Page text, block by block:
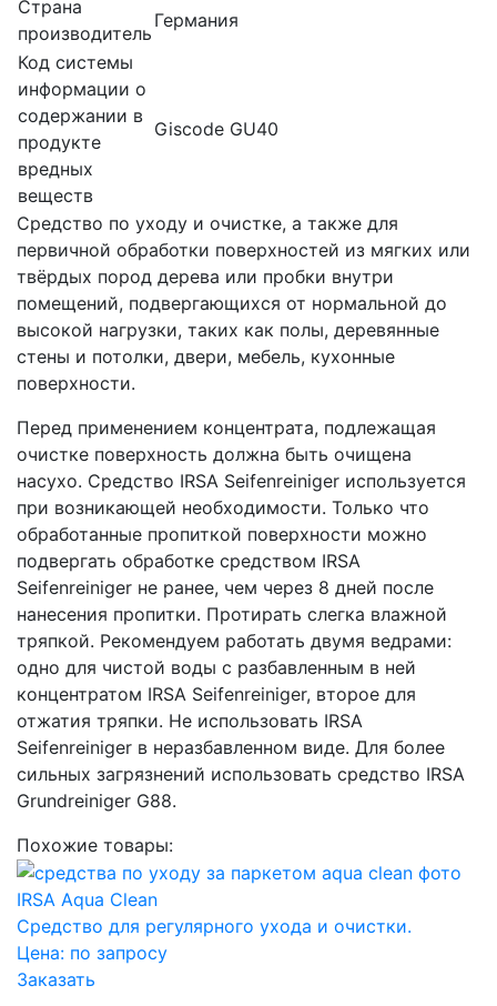
Страна
производитель
Германия
Код системы
информации о
содержании в
продукте
вредных
веществ
Giscode GU40
Средство по уходу и очистке, а также для
первичной обработки поверхностей из мягких или
твёрдых пород дерева или пробки внутри
помещений, подвергающихся от нормальной до
высокой нагрузки, таких как полы, деревянные
стены и потолки, двери, мебель, кухонные
поверхности.
Перед применением концентрата, подлежащая
очистке поверхность должна быть очищена
насухо. Средство IRSA Seifenreiniger используется
при возникающей необходимости. Только что
обработанные пропиткой поверхности можно
подвергать обработке средством IRSA
Seifenreiniger не ранее, чем через 8 дней после
нанесения пропитки. Протирать слегка влажной
тряпкой. Рекомендуем работать двумя ведрами:
одно для чистой воды с разбавленным в ней
концентратом IRSA Seifenreiniger, второе для
отжатия тряпки. Не использовать IRSA
Seifenreiniger в неразбавленном виде. Для более
сильных загрязнений использовать средство IRSA
Grundreiniger G88.
Похожие товары:
IRSA Aqua Clean
Средство для регулярного ухода и очистки.
Цена: по запросу
Заказать